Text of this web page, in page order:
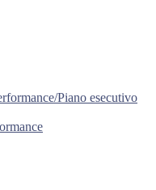
Piano esecutivo